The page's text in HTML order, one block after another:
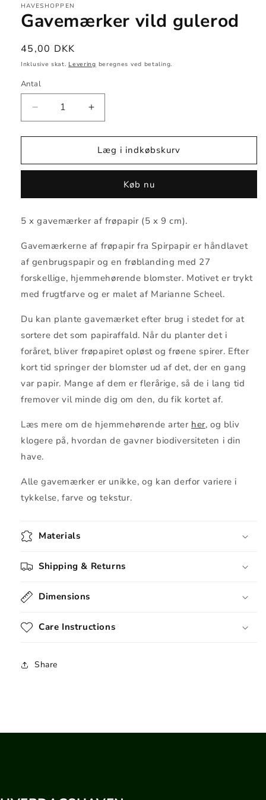
HAVESHOPPEN
Gavemærker vild gulerod
Normalpris
45,00 DKK
Inklusive skat. Levering beregnes ved betaling.
Antal
Reducer
antallet
for
vild
Øg
antallet
for
Gavemærker
vild
Læg i indkøbskurv
Køb nu
5 x gavemærker af frøpapir (5 x 9 cm).
Gavemærkerne af frøpapir fra Spirpapir er håndlavet
af genbrugspapir og en frøblanding med 27
forskellige, hjemmehørende blomster. Motivet er trykt
med frugtfarve og er malet af Marianne Scheel.
Du kan plante gavemærket efter brug i stedet for at
sortere det som papiraffald. Når du planter det i
foråret, bliver frøpapiret opløst og frøene spirer. Efter
kort tid springer der blomster ud af det, der en gang
var papir. Mange af dem er flerårige, så de i lang tid
fremover vil minde dig om den, du fik kortet af.
Læs mere om de hjemmehørende arter her, og bliv
klogere på, hvordan de gavner biodiversiteten i din
have.
Alle gavemærker er unikke, og kan derfor variere i
tykkelse, farve og tekstur.
Materials
Shipping & Returns
Dimensions
Care Instructions
Share